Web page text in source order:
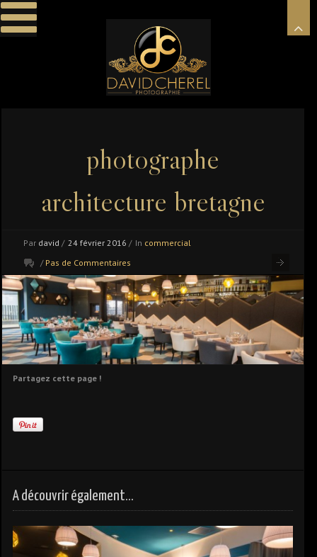
photographe
architecture bretagne
Par david / 24 février 2016 / In commercial
/ Pas de Commentaires
Partagez cette page !
A découvrir également...